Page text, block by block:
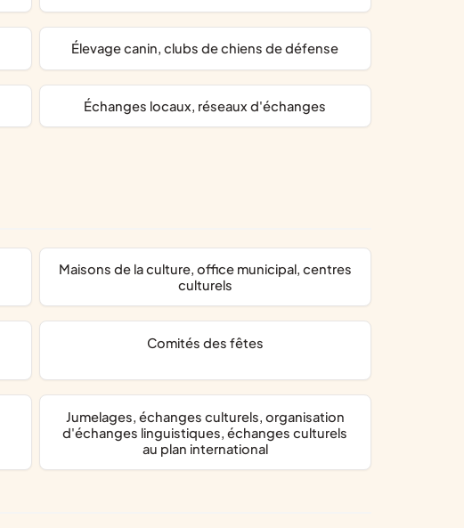
élevage canin, clubs de chiens de défense
échanges locaux, réseaux d'échanges
maisons de la culture, office municipal, centres
culturels
comités des fêtes
jumelages, échanges culturels, organisation
d'échanges linguistiques, échanges culturels
au plan international